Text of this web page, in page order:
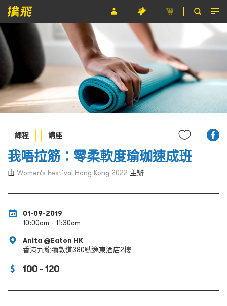
主辦單位
關於撲飛
條款及細則
EN
課程
講座
我唔拉筋：零柔軟度瑜珈速成班
由 Women’s Festival Hong Kong 2022 主辦
01-09-2019
10:00am - 11:30am
Anita @Eaton HK
香港九龍彌敦道380號逸東酒店2樓
100 - 120